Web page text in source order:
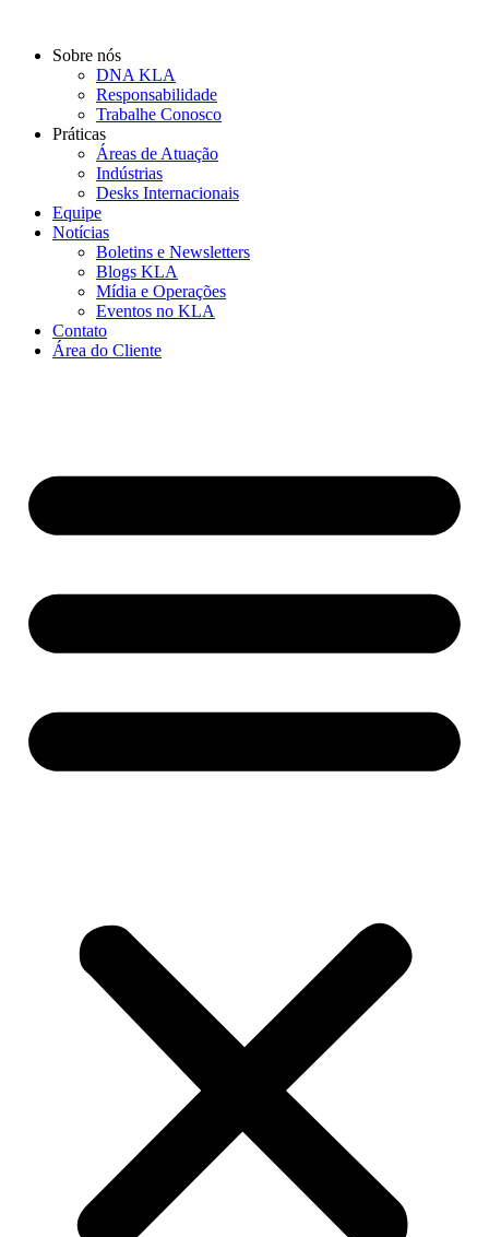
Sobre nós
DNA KLA
Responsabilidade
Trabalhe Conosco
Práticas
Áreas de Atuação
Indústrias
Desks Internacionais
Equipe
Notícias
Boletins e Newsletters
Blogs KLA
Mídia e Operações
Eventos no KLA
Contato
Área do Cliente